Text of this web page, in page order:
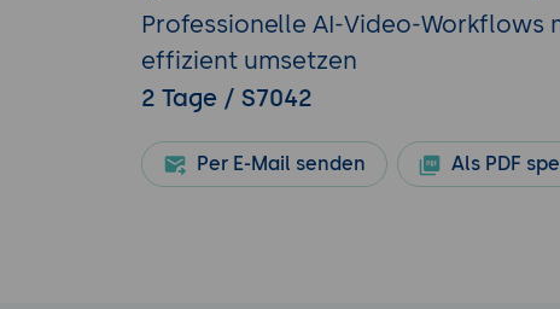
Professionelle AI-Video-Workflows
effizient umsetzen
2 Tage / S7042
Per E-Mail senden Als PDF